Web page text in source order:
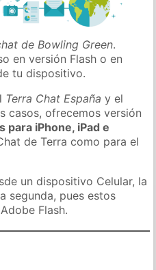
de Bowling Green.
en versión Flash o en
tu dispositivo.
Terra Chat España y el
casos, ofrecemos versión
para iPhone, iPad e
de Terra como para el
un dispositivo Celular, la
segunda, pues estos
Flash.